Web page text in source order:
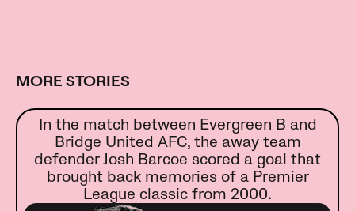
MORE STORIES
In the match between Evergreen B and
Bridge United AFC, the away team
defender Josh Barcoe scored a goal that
brought back memories of a Premier
League classic from 2000.